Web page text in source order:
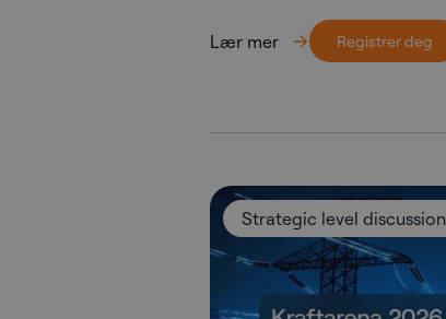
Lær mer Registrer deg
Strategic level discussion